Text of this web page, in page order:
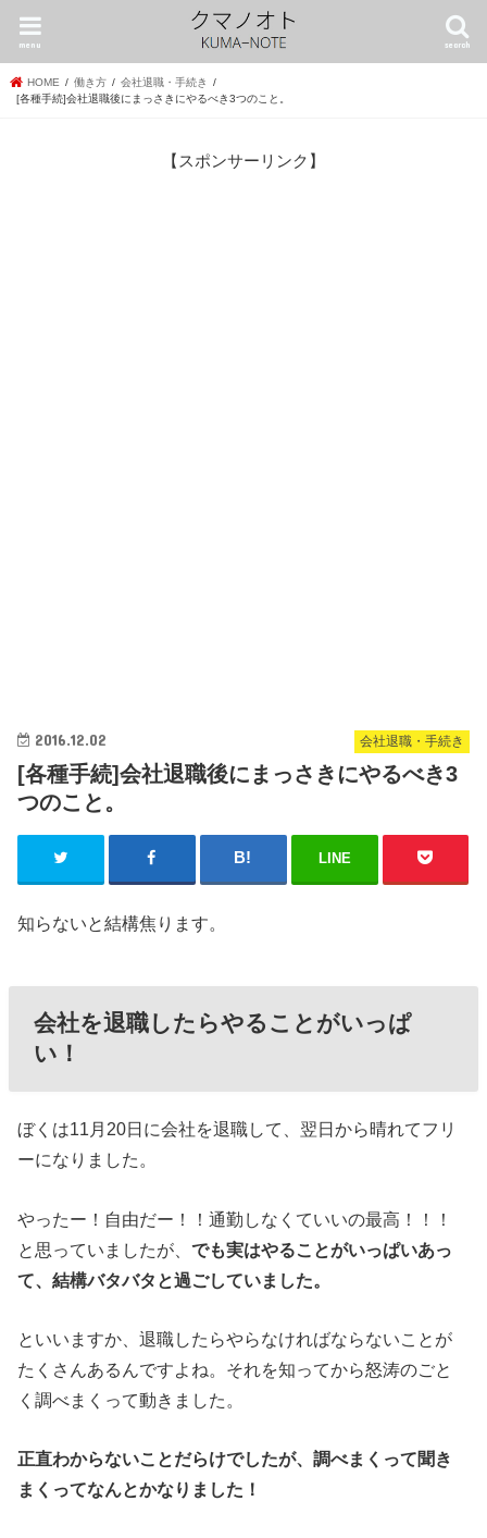
search
menu
HOME 働き方
会社退職・手続き
[各種手続]会社退職後にまっさきにやるべき3つのこと。
【スポンサーリンク】
会社退職・手続き
2016.12.02
[各種手続]会社退職後にまっさきにやるべき3
つのこと。
LINE
知らないと結構焦ります。
会社を退職したらやることがいっぱ
い！
ぼくは11月20日に会社を退職して、翌日から晴れてフリ
ーになりました。
やったー！自由だー！！通勤しなくていいの最高！！！
と思っていましたが、でも実はやることがいっぱいあっ
て、結構バタバタと過ごしていました。
といいますか、退職したらやらなければならないことが
たくさんあるんですよね。それを知ってから怒涛のごと
く調べまくって動きました。
正直わからないことだらけでしたが、調べまくって聞き
まくってなんとかなりました！